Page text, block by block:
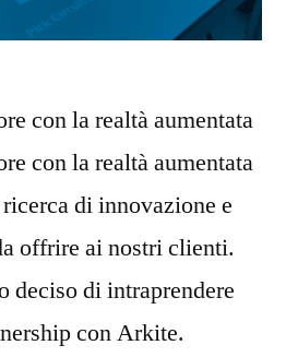
con la realtà aumentata
con la realtà aumentata
di innovazione e
offrire ai nostri clienti.
deciso di intraprendere
con Arkite.